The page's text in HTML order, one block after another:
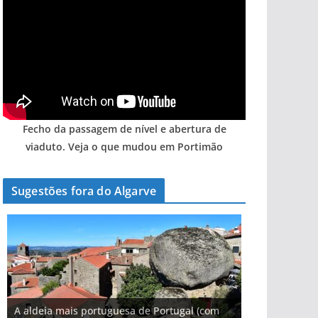
Fecho da passagem de nível e abertura de
viaduto. Veja o que mudou em Portimão
Sugestões fora do Algarve
A aldeia mais portuguesa de Portugal (com